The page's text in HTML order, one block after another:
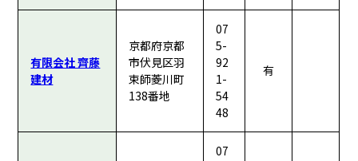
有限会社 齊藤
建材
京都府京都
市伏見区羽
束師菱川町
138番地
07
5-
92
1-
54
48
有
07